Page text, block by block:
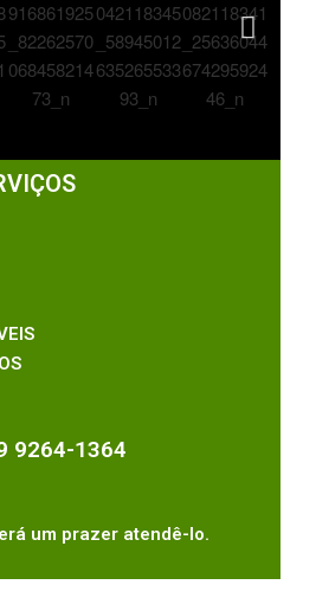
9264-1364
um prazer atendê-lo.